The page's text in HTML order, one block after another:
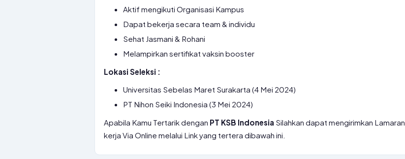
Aktif mengikuti Organisasi Kampus
Dapat bekerja secara team & individu
Sehat Jasmani & Rohani
Melampirkan sertifikat vaksin booster
Lokasi Seleksi :
Universitas Sebelas Maret Surakarta (4 Mei 2024)
PT Nihon Seiki Indonesia (3 Mei 2024)
Apabila Kamu Tertarik dengan PT KSB Indonesia Silahkan dapat mengirimkan Lamaran
kerja Via Online melalui Link yang tertera dibawah ini.